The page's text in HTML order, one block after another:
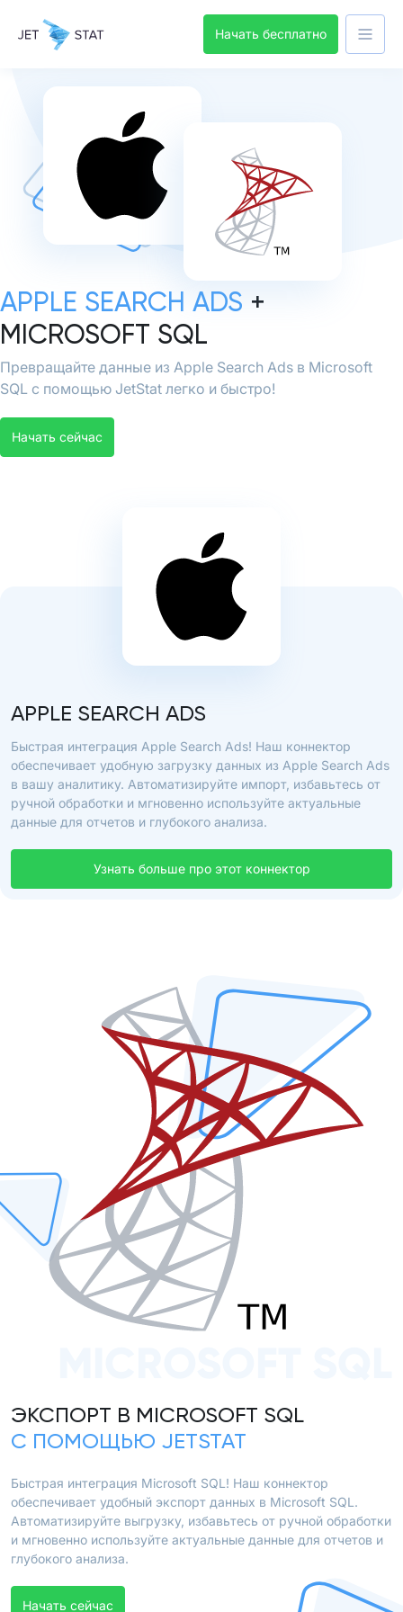
Начать бесплатно
APPLE SEARCH ADS +
MICROSOFT SQL
Превращайте данные из Apple Search Ads в Microsoft
SQL с помощью JetStat легко и быстро!
Начать сейчас
APPLE SEARCH ADS
Быстрая интеграция Apple Search Ads! Наш коннектор
обеспечивает удобную загрузку данных из Apple Search Ads
в вашу аналитику. Автоматизируйте импорт, избавьтесь от
ручной обработки и мгновенно используйте актуальные
данные для отчетов и глубокого анализа.
Узнать больше про этот коннектор
ЭКСПОРТ В MICROSOFT SQL
С ПОМОЩЬЮ JETSTAT
Быстрая интеграция Microsoft SQL! Наш коннектор
обеспечивает удобный экспорт данных в Microsoft SQL.
Автоматизируйте выгрузку, избавьтесь от ручной обработки
и мгновенно используйте актуальные данные для отчетов и
глубокого анализа.
Начать сейчас